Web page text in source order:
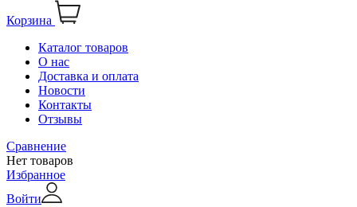
Корзина
Каталог товаров
О нас
Доставка и оплата
Новости
Контакты
Отзывы
Сравнение
Нет товаров
Избранное
Войти